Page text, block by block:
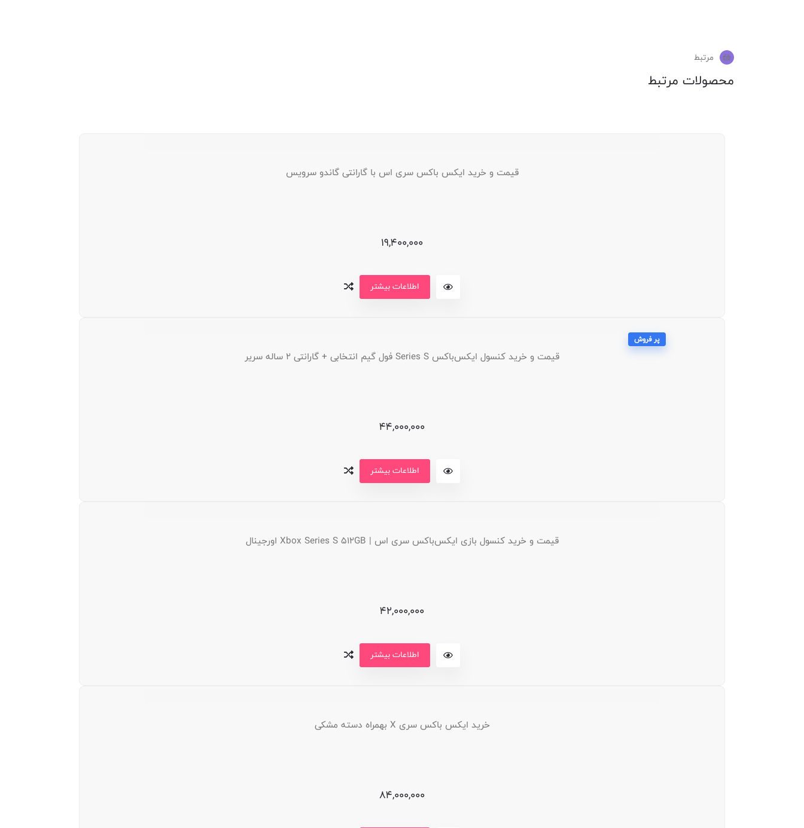
مرتبط
محصولات مرتبط
قیمت و خرید ایکس باکس سری اس با گارانتی گاندو سرویس
19,400,000
اطلاعات بیشتر
پر فروش
قیمت و خرید کنسول ایکس‌باکس Series S فول گیم انتخابی + گارانتی ۲ ساله سریر
44,000,000
اطلاعات بیشتر
قیمت و خرید کنسول بازی ایکس‌باکس سری اس | Xbox Series S 512GB اورجینال
42,000,000
اطلاعات بیشتر
خرید ایکس باکس سری X بهمراه دسته مشکی
84,000,000